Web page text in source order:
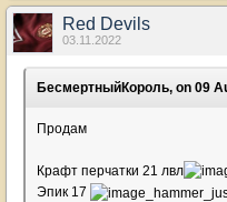
Red Devils
03.11.2022
БесмертныйКороль, on 09
Продам
Крафт перчатки 21 лвл
Эпик 17